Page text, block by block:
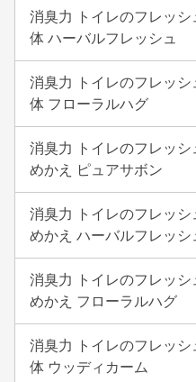
消臭力 トイレのフレッ
体 ハーバルフレッシュ
消臭力 トイレのフレッ
体 フローラルハグ
消臭力 トイレのフレッ
めかえ ピュアサボン
消臭力 トイレのフレッ
めかえ ハーバルフレッシ
消臭力 トイレのフレッ
めかえ フローラルハグ
消臭力 トイレのフレッ
体 ウッディカーム